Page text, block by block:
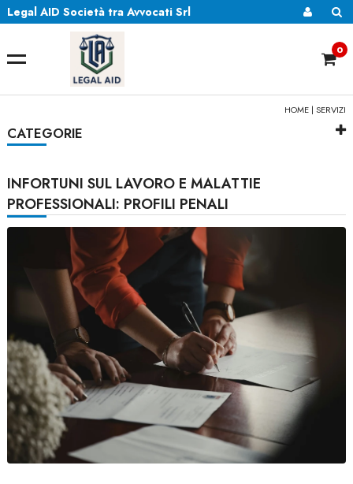
Legal AID Società tra Avvocati Srl
0
HOME |SERVIZI
CATEGORIE
INFORTUNI SUL LAVORO E MALATTIE
PROFESSIONALI: PROFILI PENALI